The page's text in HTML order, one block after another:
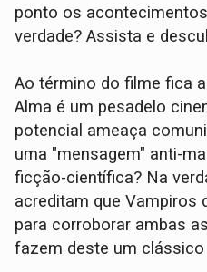
ponto os
verdade? Assista e
Ao término do filme fica
Alma é um pesadelo
potencial ameaça
uma "mensagem" anti-
ficção-científica? Na
acreditam que Vampiros
para corroborar ambas
fazem deste um clássico